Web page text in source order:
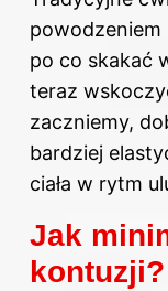
powodzeniem
po co skakać
teraz
zaczniemy,
bardziej
ciała w rytm
Jak
kontuzji?